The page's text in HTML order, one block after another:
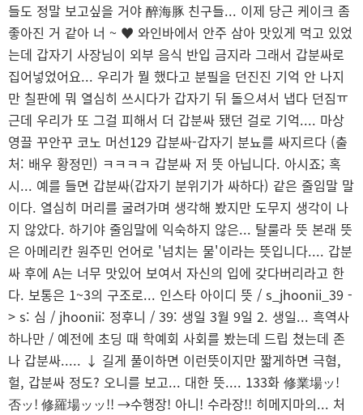
들도 정말 보고싶을 거야 醉海豚 친구들... 이제 당근 케이크 좀
좋아진 거 같아 너 ~ ♥ 와인바에서 안주 삼아 맛있게 먹고 있었
는데 갑자기 사장님이 외부 음식 반입 금지라 그래서 갑분싸로
집어넣었어요... 우리가 뭘 했다고 분필을 던진진 기억 안 나지
만 칠판에 뭐 열심히 쓰시다가 갑자기 뒤 돌으셔서 냅다 던짐ㅠ
근데 우리가 또 그걸 피해서 더 갑분싸 됐던 걸로 기억.... 마상
영끌 꾸안꾸 코노 머선129 갑분싸-갑자기 분뇨를 싸지르다 (출
처: 배우 황정민) ㅋㅋㅋㅋ 갑분싸 저 뜻 아닙니다. 아시죠; 혹
시... 예를 들면 갑분싸(갑자기 분위기가 싸하다) 같은 줄임말 말
이다. 열심히 머리를 굴려가며 생각해 봤지만 도무지 생각이 나
지 않았다. 하기야 줄임말에 익숙하지 않은... 탈룰라 뜻 본래 뜻
은 아메리칸 원주민 언어로 '넘치는 물'이라는 뜻입니다.... 갑분
싸 후에 A는 너무 맛있어 보여서 자신의 입에 갖다버리라고 한
다. 보통은 1~3의 구조로... 인스타 아이디 뜻 / s_jhoonii_39 -
> s: 심 / jhoonii: 정후니 / 39: 생일 3월 9일 2. 생일... 흑역사
하나만 / 예전에 초딩 때 학예회 사회를 봤는데 드립 쳤는데 존
나 갑분싸..... ↓ 길게 풀이하면 이런뜻이지만 짧게하면 극혐,
헐, 갑분싸 정도? 오니를 보고... 대한 뜻.... 133화 修業場ッ!
否ッ! 修羅場ッッ!! →수행장! 아니! 수라장!! 히메지마의... 처